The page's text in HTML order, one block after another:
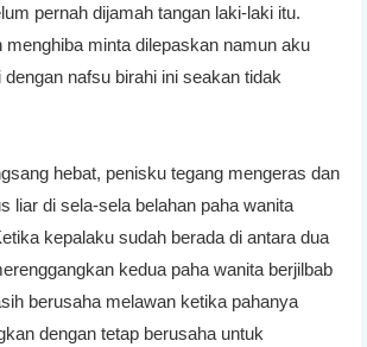
pernah dijamah tangan laki-laki itu.
menghiba minta dilepaskan namun aku
nafsu birahi ini seakan tidak
hebat, penisku tegang mengeras dan
liar di sela-sela belahan paha wanita
kepalaku sudah berada di antara dua
kedua paha wanita berjilbab
berusaha melawan ketika pahanya
dengan tetap berusaha untuk